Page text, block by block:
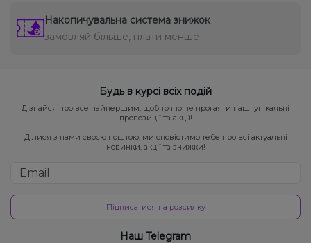
Накопичувальна система знижок
замовляй більше, плати менше
Будь в курсі всіх подій
Дізнайся про все найпершим, щоб точно не прогаяти наші унікальні
пропозиції та акції!
Ділися з нами своєю поштою, ми сповістимо тебе про всі актуальні
новинки, акції та знижки!
Підписатися на розсилку
Наш Telegram